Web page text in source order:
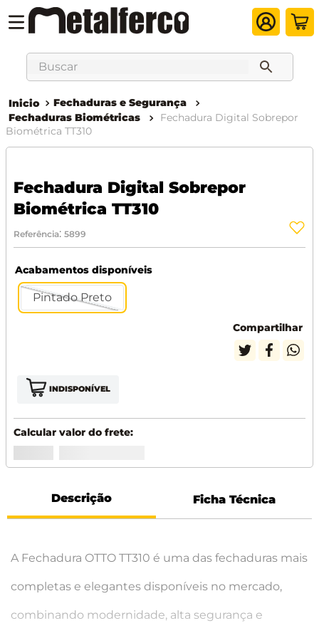
Buscar
Fechaduras e Segurança
Fechaduras Biométricas
Fechadura Digital Sobrepor
Biométrica TT310
Fechadura Digital Sobrepor
Biométrica TT310
Referência: 5899
Acabamentos disponíveis
Pintado Preto
Compartilhar
INDISPONÍVEL
Descrição Ficha Técnica
A Fechadura OTTO TT310 é uma das fechaduras mais
completas e elegantes disponíveis no mercado,
combinando modernidade, alta segurança e